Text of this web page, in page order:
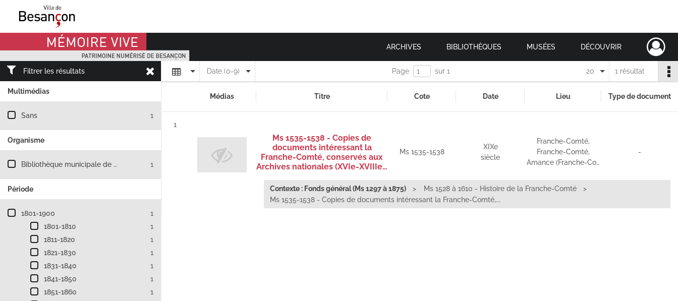
Mémoire Vive patrimoine numérisé de Besançon ARCHIVES BIBLIOTHÈQUES MUSÉES DÉCOUVRIR
Filtrer les résultats
Multimédias
Filtre les résultats par : Multimédias
Sans 1
Organisme
Filtre les résultats par : Organisme
Bibliothèque municipale de Besançon 1
Période
Filtre les résultats par : Période
1801-1900
1
1801-1810
1
1811-1820
1
1821-1830
1
1831-1840
1
1841-1850
1
1851-1860
1
AffichageDate (0-9) Page sur 1 1 résultat
20
Médias Titre Cote Date Lieu Type de document
Résultat n°
1
Ms 1535-1538 - Copies de
documents intéressant la
Franche-Comté, conservés aux
Archives nationales (XVIe-XVIIIe…
Ms 1535-1538
XIXe
siècle
Franche-Comté,
Franche-Comté,
Amance (Franche-Co…
-
Contexte : Fonds général (Ms 1297 à 1875)
Ms 1528 à 1610 - Histoire de la Franche-Comté
Ms 1535-1538 - Copies de documents intéressant la Franche-Comté,...